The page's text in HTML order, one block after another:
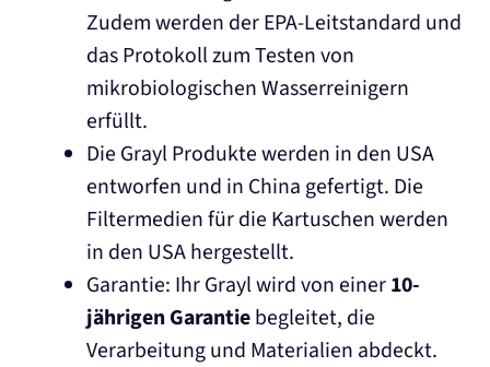
Zudem werden der EPA-Leitstandard und
das Protokoll zum Testen von
mikrobiologischen Wasserreinigern
erfüllt.
Die Grayl Produkte werden in den USA
entworfen und in China gefertigt. Die
Filtermedien für die Kartuschen werden
in den USA hergestellt.
Garantie: Ihr Grayl wird von einer10-
jährigen Garantiebegleitet, die
Verarbeitung und Materialien abdeckt.